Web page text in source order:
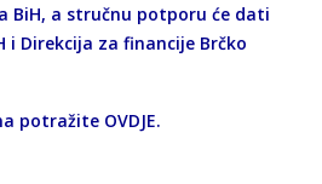
BiH, a stručnu potporu će dati
i Direkcija za financije Brčko
potražite OVDJE.